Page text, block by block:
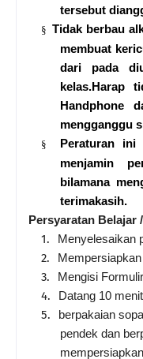
tersebut
§ Tidak berbau
membuat
dari pada
kelas.Harap
Handphone
mengganggu
§
Peraturan ini
menjamin
bilamana
terimakasih.
Persyaratan Belajar
1. Menyelesaikan
2.
3. Mengisi
4. Datang 10
5.
berpakaian
pendek dan